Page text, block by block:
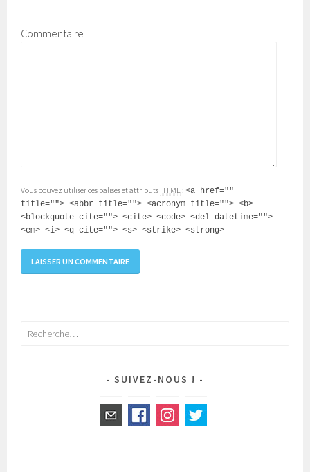
Commentaire
Vous pouvez utiliser ces balises et attributs HTML :<a href=""
title=""> <abbr title=""> <acronym title=""> <b>
<blockquote cite=""> <cite> <code> <del datetime="">
<em> <i> <q cite=""> <s> <strike> <strong>
Rechercher :
SUIVEZ-NOUS !